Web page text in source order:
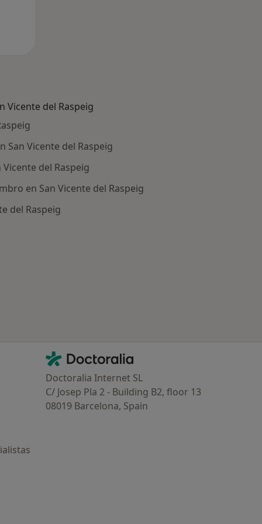
Vicente del Raspeig
Vicente del Raspeig
del Raspeig
en San Vicente del Raspeig
del Raspeig
Contacto
Doctoralia - Página de inicio
Doctoralia Internet SL
C/ Josep Pla 2 - Building B2, floor 13
08019 Barcelona, Spain